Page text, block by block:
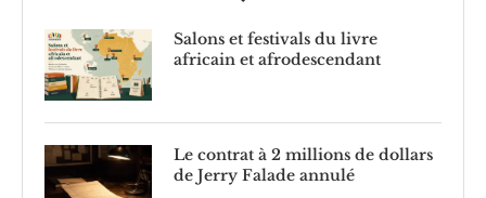
Salons et festivals du livre
africain et afrodescendant
Le contrat à 2 millions de dollars
de Jerry Falade annulé